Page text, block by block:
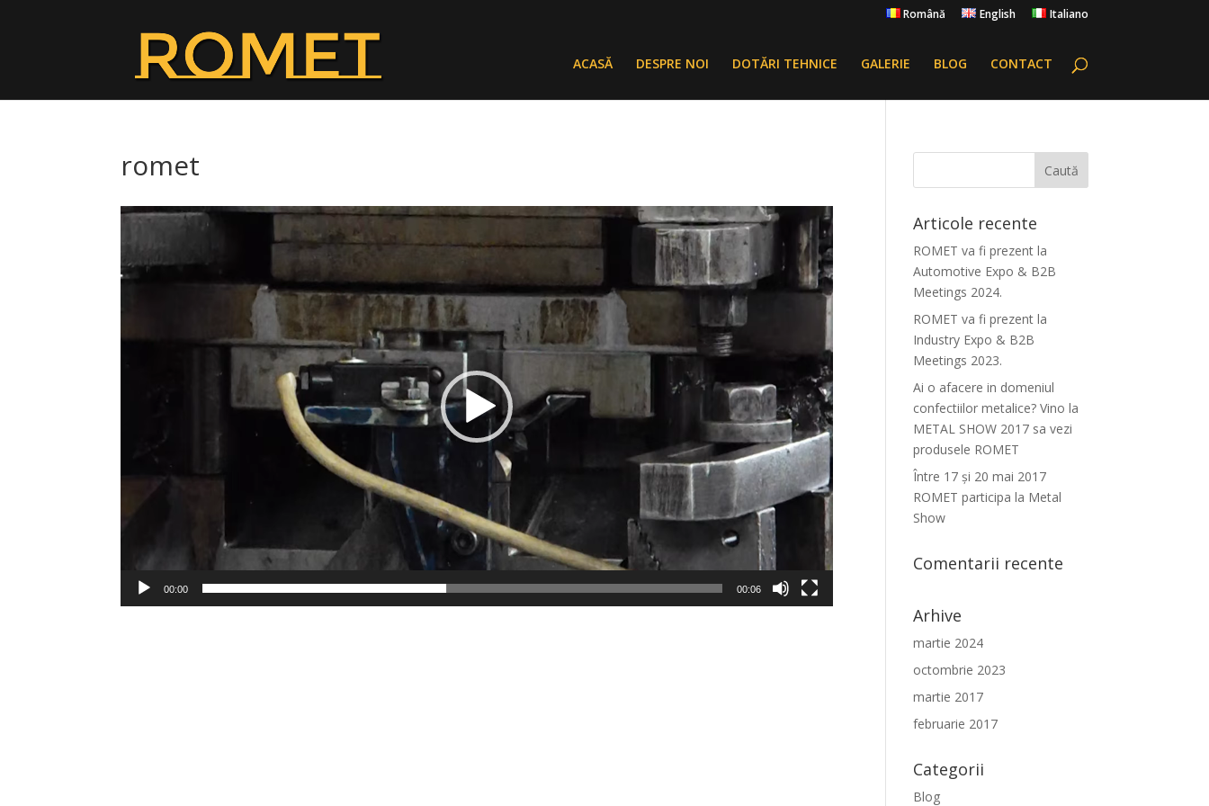
Română English Italiano
ACASĂ DESPRE NOI DOTĂRI TEHNICE GALERIE BLOG CONTACT
romet
Player
00:00 00:06
Articole recente
ROMET va fi prezent la
Automotive Expo & B2B
Meetings 2024.
ROMET va fi prezent la
Industry Expo & B2B
Meetings 2023.
Ai o afacere in domeniul
confectiilor metalice? Vino la
METAL SHOW 2017 sa vezi
produsele ROMET
Între 17 şi 20 mai 2017
ROMET participa la Metal
Show
Comentarii recente
Arhive
martie 2024
octombrie 2023
martie 2017
februarie 2017
Categorii
Blog